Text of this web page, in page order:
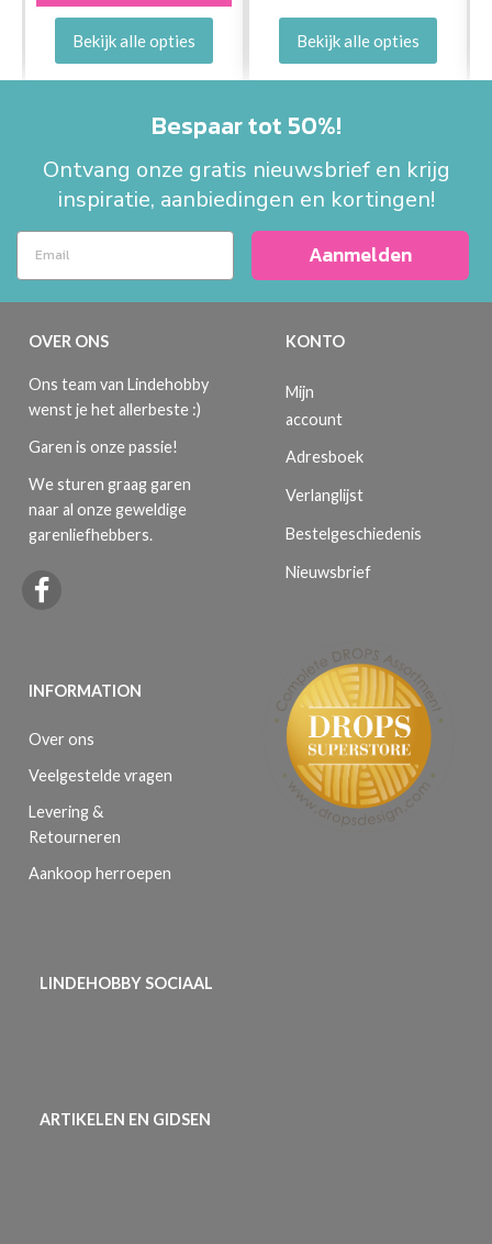
Bekijk alle opties Bekijk alle opties
Bespaar tot 50%!
Ontvang onze gratis nieuwsbrief en krijg
inspiratie, aanbiedingen en kortingen!
Aanmelden
OVER ONS
Ons team van Lindehobby
wenst je het allerbeste :)
Garen is onze passie!
We sturen graag garen
naar al onze geweldige
garenliefhebbers.
INFORMATION
Over ons
Veelgestelde vragen
Levering &
Retourneren
Aankoop herroepen
KONTO
Mijn
account
Adresboek
Verlanglijst
Bestelgeschiedenis
Nieuwsbrief
LINDEHOBBY SOCIAAL
ARTIKELEN EN GIDSEN